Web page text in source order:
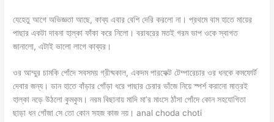
যেহেতু আগে অভিজ্ঞতা আছে, কাব্য এবার বেশি দেরি করলো না। প্রথমে বাম হাতে মায়ের
পাছার একটা দাবনা হাল্কা ফাঁকা করে নিলো। বরাবরের মতই গরম ভাপ ওকে স্বাগত
জানালো, এটাই ভালো লাগে কাব্যর।
ওর আম্মুর চামকি পোঁদে সবসময় গ্রীষ্মকাল, একদম পারফেক্ট টেম্পারেচার ওর ধনকে কমফোর্ট
দেবার জন্য। ডান হাতে বাঁড়ার গোঁড়া ধরে পাছার চেরার ভাঁজে নিয়ে স্পর্শ করানো মাত্রই
হাল্কা নড়ে উঠলো কুমকুম। নরম বিছানায় মাদি মা’র মাংসে ঠাঁসা পোঁদে কোন সহযোগিতা
ছাড়া ধন গোঁজা সে তো কোন সহজ কাজ নয়। anal choda choti